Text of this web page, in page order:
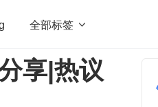
全部标签 
Web3.0 高效工作
享|热议